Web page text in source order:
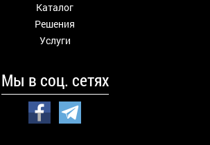
Каталог
Решения
Услуги
Мы в соц. сетях